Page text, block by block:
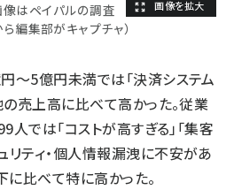
像はペイパルの調査
編集部がキャプチャ）
～5億円未満では「決済システム
売上高に比べて高かった。従業
では「コストが高すぎる」「集客
リティ・個人情報漏洩に不安があ
比べて特に高かった。